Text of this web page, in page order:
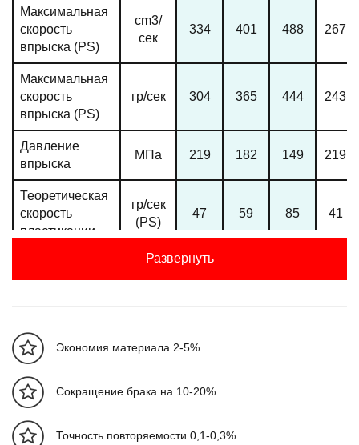
Максимальная
скорость
впрыска (PS)
cm3/
сек
334 401 488 267
Максимальная
скорость
впрыска (PS)
гр/сек 304 365 444 243
Давление
впрыска
МПа 219 182 149 219
Теоретическая
скорость
пластикации
гр/сек
(PS)
47 59 85 41
мм
впрыска
Максимальная
скорость
вращения
об/мин
Развернуть
Экономия материала 2-5%
Сокращение брака на 10-20%
Точность повторяемости 0,1-0,3%